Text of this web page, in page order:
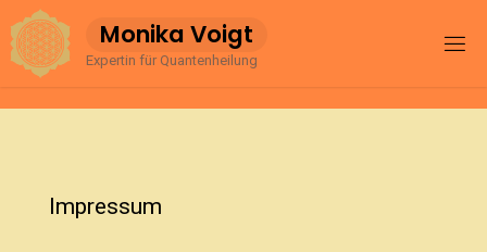
Inhalt
springen
Monika Voigt
Expertin für Quantenheilung
Impressum